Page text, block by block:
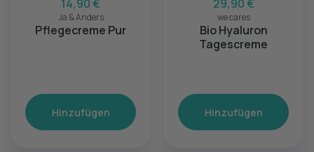
14,90 €
Ja & Anders
Pflegecreme Pur
Hinzufügen
29,90 €
we cares
Bio Hyaluron
Tagescreme
Hinzufügen